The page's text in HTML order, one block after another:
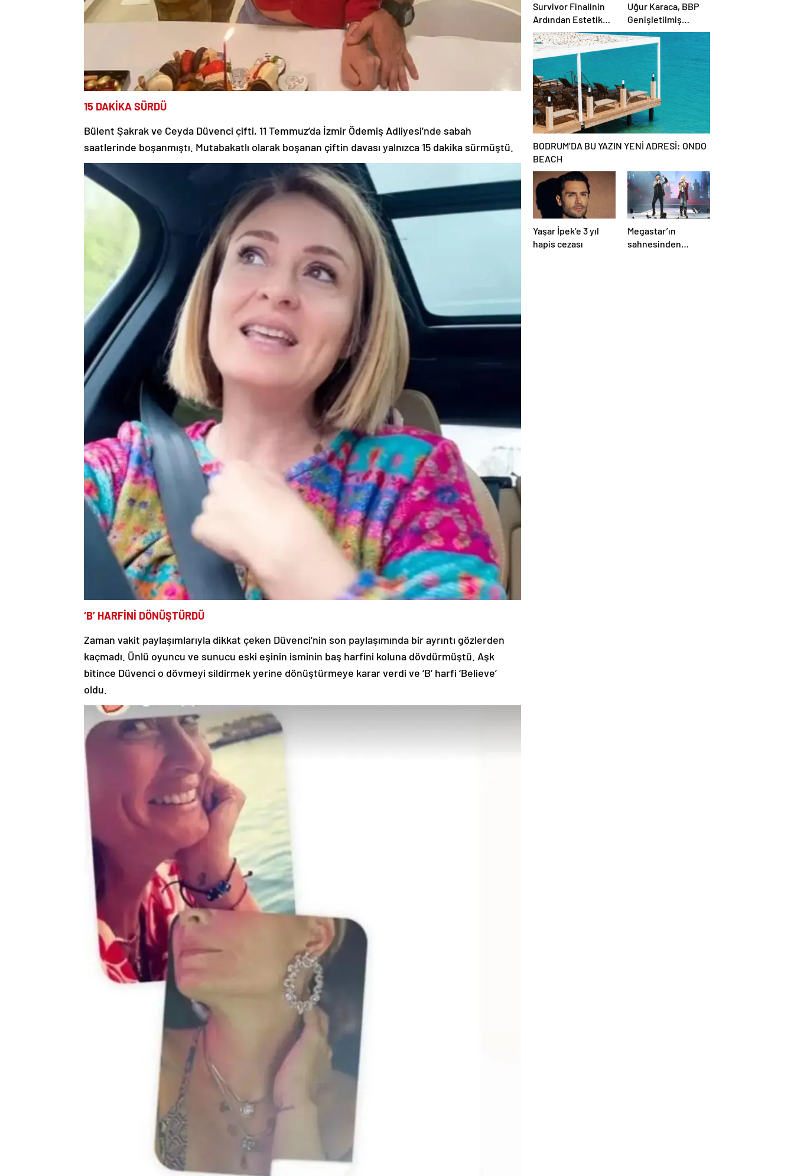
15 DAKİKA SÜRDÜ
Bülent Şakrak ve Ceyda Düvenci çifti, 11 Temmuz’da İzmir Ödemiş Adliyesi’nde sabah
saatlerinde boşanmıştı. Mutabakatlı olarak boşanan çiftin davası yalnızca 15 dakika sürmüştü.
‘B’ HARFİNİ DÖNÜŞTÜRDÜ
Zaman vakit paylaşımlarıyla dikkat çeken Düvenci’nin son paylaşımında bir ayrıntı gözlerden
kaçmadı. Ünlü oyuncu ve sunucu eski eşinin isminin baş harfini koluna dövdürmüştü. Aşk
bitince Düvenci o dövmeyi sildirmek yerine dönüştürmeye karar verdi ve ‘B’ harfi ‘Believe’
oldu.
Survivor Finalinin
Ardından Estetik
Dokunuşuyla
Gündemde
Uğur Karaca, BBP
Genişletilmiş
Başkanlık
Divanı’nda görev
BODRUM’DA BU YAZIN YENİ ADRESİ: ONDO
BEACH
Yaşar İpek’e 3 yıl
hapis cezası
Megastar’ın
sahnesinden